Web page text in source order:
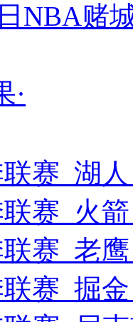
NBA赌
·
联赛 湖
联赛 火
联赛 老
联赛 掘